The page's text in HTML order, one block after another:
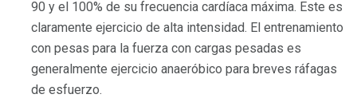
90 y el 100% de su frecuencia cardíaca máxima. Este es
claramente ejercicio de alta intensidad. El entrenamiento
con pesas para la fuerza con cargas pesadas es
generalmente ejercicio anaeróbico para breves ráfagas
de esfuerzo.